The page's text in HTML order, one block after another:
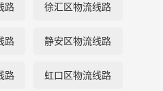
路 徐汇区物流线路
路 静安区物流线路
路 虹口区物流线路